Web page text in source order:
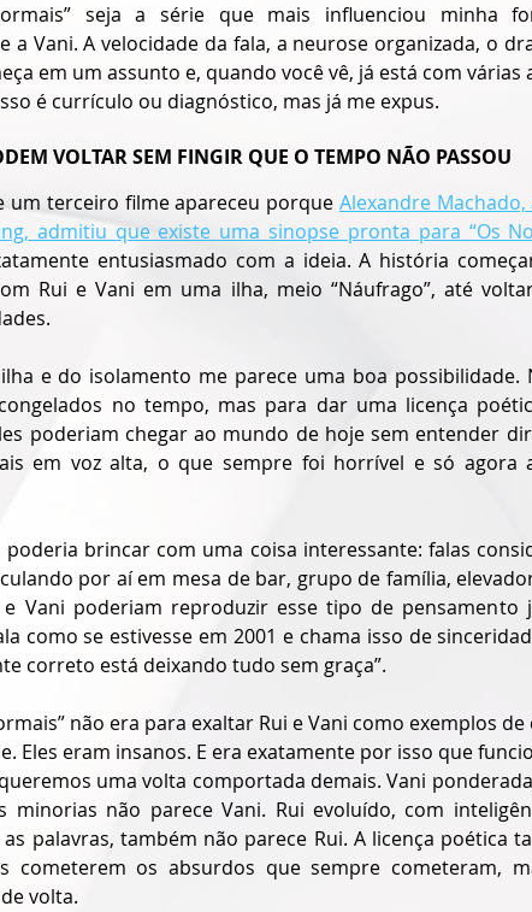
seja a série que mais influenciou minha
a Vani. A velocidade da fala, a neurose organizada, o
em um assunto e, quando você vê, já está com várias
é currículo ou diagnóstico, mas já me expus.
VOLTAR SEM FINGIR QUE O TEMPO NÃO PASSOU
um terceiro filme apareceu porque Alexandre
admitiu que existe uma sinopse pronta para “Os
entusiasmado com a ideia. A história
Rui e Vani em uma ilha, meio “Náufrago”, até
e do isolamento me parece uma boa
no tempo, mas para dar uma licença
poderiam chegar ao mundo de hoje sem entender
em voz alta, o que sempre foi horrível e só agora
poderia brincar com uma coisa interessante: falas
por aí em mesa de bar, grupo de família,
e Vani poderiam reproduzir esse tipo de pensamento
como se estivesse em 2001 e chama isso de
correto está deixando tudo sem graça”.
não era para exaltar Rui e Vani como exemplos
Eles eram insanos. E era exatamente por isso que
uma volta comportada demais. Vani
minorias não parece Vani. Rui evoluído, com
palavras, também não parece Rui. A licença poética
cometerem os absurdos que sempre cometeram,
volta.